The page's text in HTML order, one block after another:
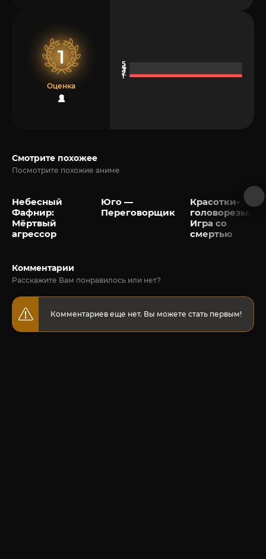
1
Оценка
1
Смотрите похожее
Посмотрите похожие аниме
Небесный
Фафнир:
Мёртвый
агрессор
Юго —
Переговорщик
Красотки-
головорезы:
Игра со
смертью
Комментарии
Расскажите Вам понравилось или нет?
Комментариев еще нет. Вы можете стать первым!